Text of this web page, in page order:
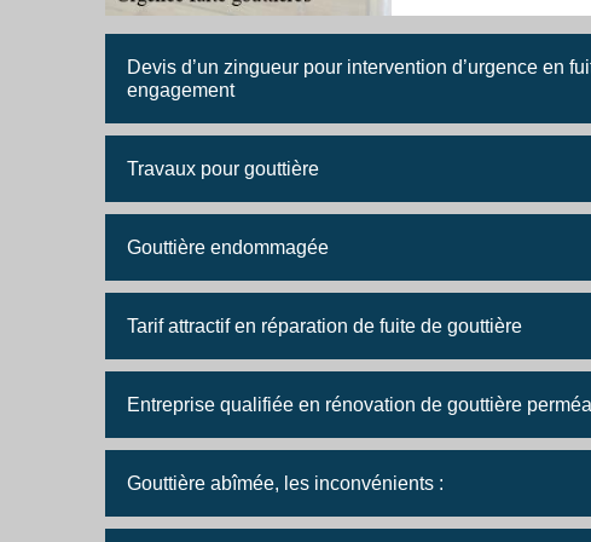
Devis d’un zingueur pour intervention d’urgence en
engagement
Travaux pour gouttière
Gouttière endommagée
Tarif attractif en réparation de fuite de gouttière
Entreprise qualifiée en rénovation de gouttière
Gouttière abîmée, les inconvénients :